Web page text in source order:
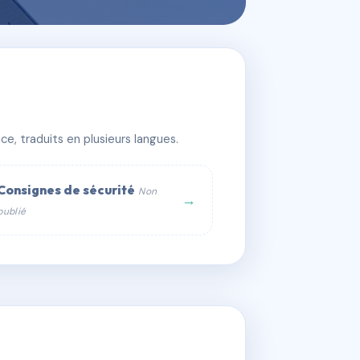
traduits en plusieurs langues.
de sécurité Non
→